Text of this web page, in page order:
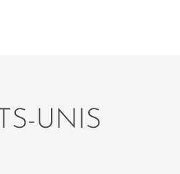
UNIS